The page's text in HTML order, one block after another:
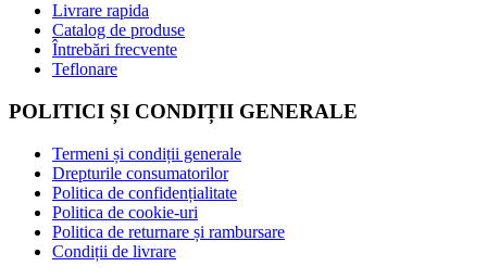
Livrare rapida
Catalog de produse
Întrebări frecvente
Teflonare
POLITICI ȘI CONDIȚII GENERALE
Termeni și condiții generale
Drepturile consumatorilor
Politica de confidențialitate
Politica de cookie-uri
Politica de returnare și rambursare
Condiții de livrare